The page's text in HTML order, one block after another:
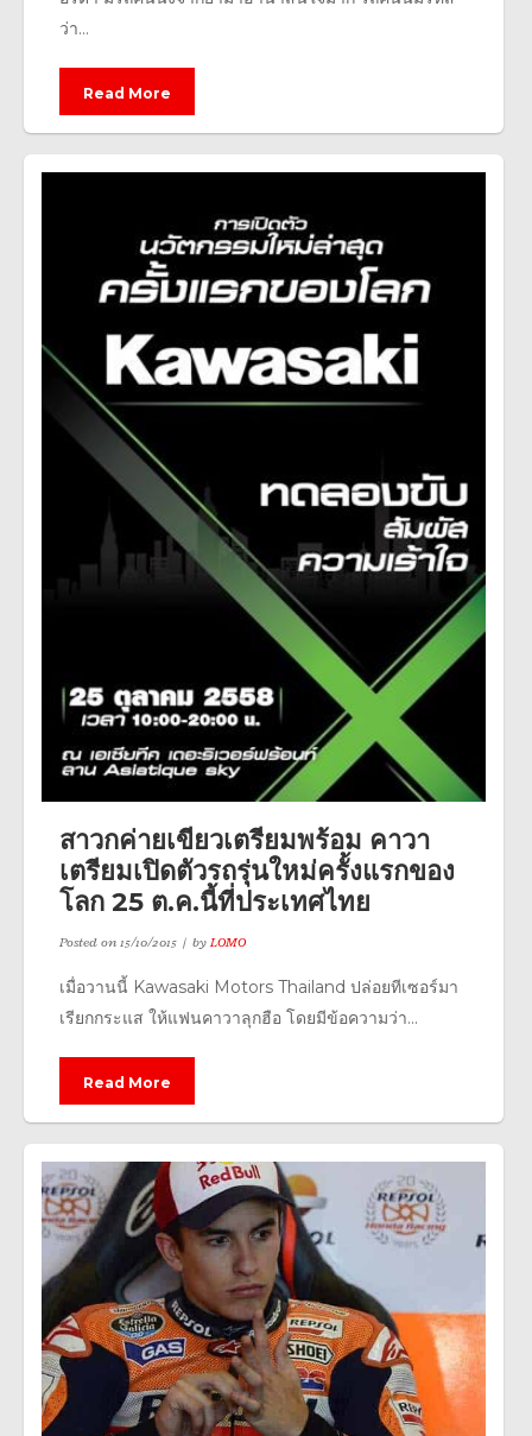
ว่า...
Read More
สาวกค่ายเขียวเตรียมพร้อม คาวา
เตรียมเปิดตัวรถรุ่นใหม่ครั้งแรกของ
โลก 25 ต.ค.นี้ที่ประเทศไทย
Posted on15/10/2015 byLOMO
เมื่อวานนี้ Kawasaki Motors Thailand ปล่อยทีเซอร์มา
เรียกกระแส ให้แฟนคาวาลุกฮือ โดยมีข้อความว่า...
Read More